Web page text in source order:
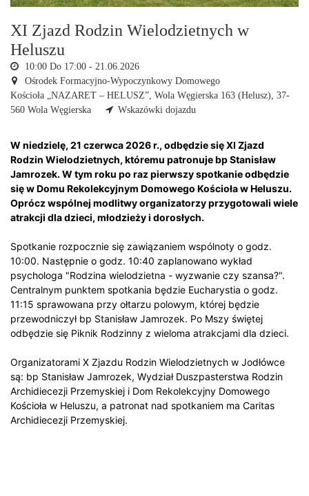
XI Zjazd Rodzin Wielodzietnych w
Heluszu
10:00 Do 17:00 - 21.06.2026
Ośrodek Formacyjno-Wypoczynkowy Domowego
Kościoła „NAZARET – HELUSZ”, Wola Węgierska 163 (Helusz), 37-
560 Wola Węgierska
Wskazówki dojazdu
W niedzielę, 21 czerwca 2026 r., odbędzie się XI Zjazd
Rodzin Wielodzietnych, któremu patronuje bp Stanisław
Jamrozek. W tym roku po raz pierwszy spotkanie odbędzie
się w Domu Rekolekcyjnym Domowego Kościoła w Heluszu.
Oprócz wspólnej modlitwy organizatorzy przygotowali wiele
atrakcji dla dzieci, młodzieży i dorosłych.
Spotkanie rozpocznie się zawiązaniem wspólnoty o godz.
10:00. Następnie o godz. 10:40 zaplanowano wykład
psychologa "Rodzina wielodzietna - wyzwanie czy szansa?".
Centralnym punktem spotkania będzie Eucharystia o godz.
11:15 sprawowana przy ołtarzu polowym, której będzie
przewodniczył bp Stanisław Jamrozek. Po Mszy świętej
odbędzie się Piknik Rodzinny z wieloma atrakcjami dla dzieci.
Organizatorami X Zjazdu Rodzin Wielodzietnych w Jodłówce
są: bp Stanisław Jamrozek, Wydział Duszpasterstwa Rodzin
Archidiecezji Przemyskiej i Dom Rekolekcyjny Domowego
Kościoła w Heluszu, a patronat nad spotkaniem ma Caritas
Archidiecezji Przemyskiej.